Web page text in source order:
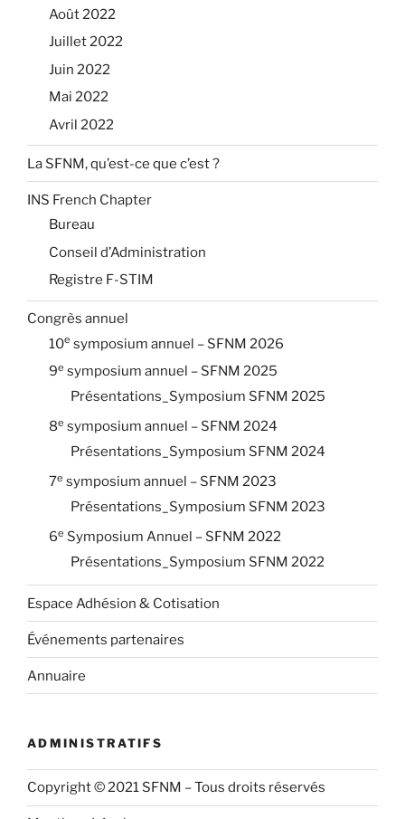
Août 2022
Juillet 2022
Juin 2022
Mai 2022
Avril 2022
La SFNM, qu’est-ce que c’est ?
INS French Chapter
Bureau
Conseil d’Administration
Registre F-STIM
Congrès annuel
10e symposium annuel – SFNM 2026
9e symposium annuel – SFNM 2025
Présentations_Symposium SFNM 2025
8e symposium annuel – SFNM 2024
Présentations_Symposium SFNM 2024
7e symposium annuel – SFNM 2023
Présentations_Symposium SFNM 2023
6e Symposium Annuel – SFNM 2022
Présentations_Symposium SFNM 2022
Espace Adhésion & Cotisation
Événements partenaires
Annuaire
ADMINISTRATIFS
Copyright © 2021 SFNM – Tous droits réservés